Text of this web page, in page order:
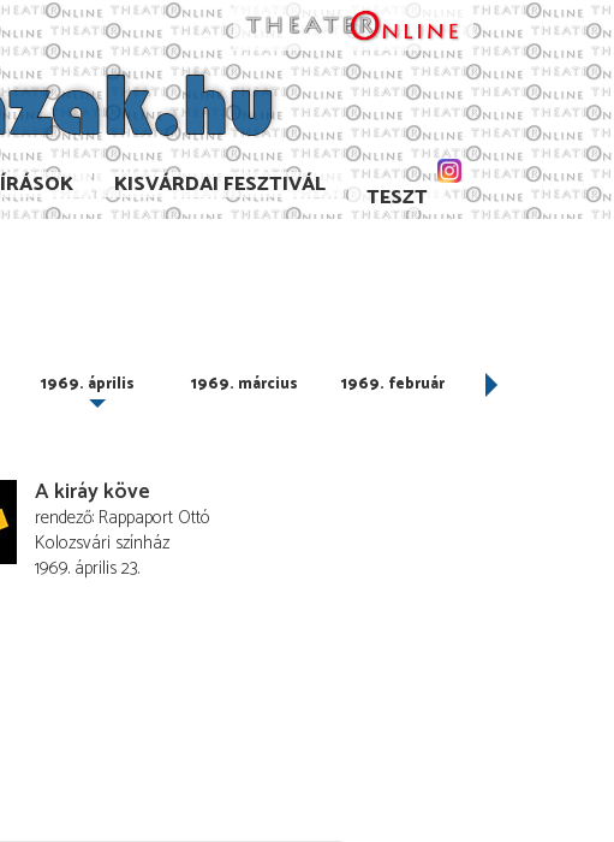
ÍRÁSOK KISVÁRDAI FESZTIVÁL TESZT
1969. április 1969. március 1969. február 1969. január
A kiráy köve
rendező Rappaport Ottó
Kolozsvári színház
1969. április 23.